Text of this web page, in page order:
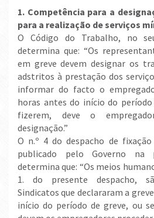
1. Competência para a
para a realização de serviços
O Código do Trabalho, no
determina que: “Os
em greve devem designar os
adstritos à prestação dos
informar do facto o
horas antes do início do
fizerem, deve o
designação.”
O n.º 4 do despacho de
publicado pelo Governo na
determina que: “Os meios
1. do presente despacho,
Sindicatos que declararam a
início do período de greve, ou